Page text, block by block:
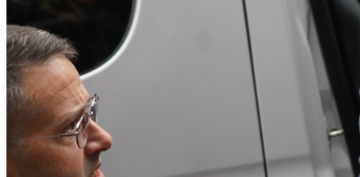
bancos:
«Esto
funciona